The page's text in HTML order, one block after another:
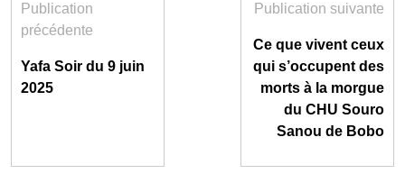
Publication
précédente
Yafa Soir du 9 juin
2025
Publication suivante
Ce que vivent ceux
qui s’occupent des
morts à la morgue
du CHU Souro
Sanou de Bobo